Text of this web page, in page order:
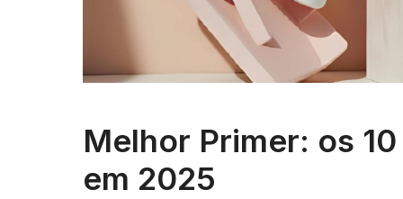
Melhor Primer: os
em 2025